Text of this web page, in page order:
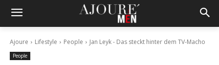
Ajoure Lifestyle People Jan Leyk - Das steckt hinter dem TV-Macho
People